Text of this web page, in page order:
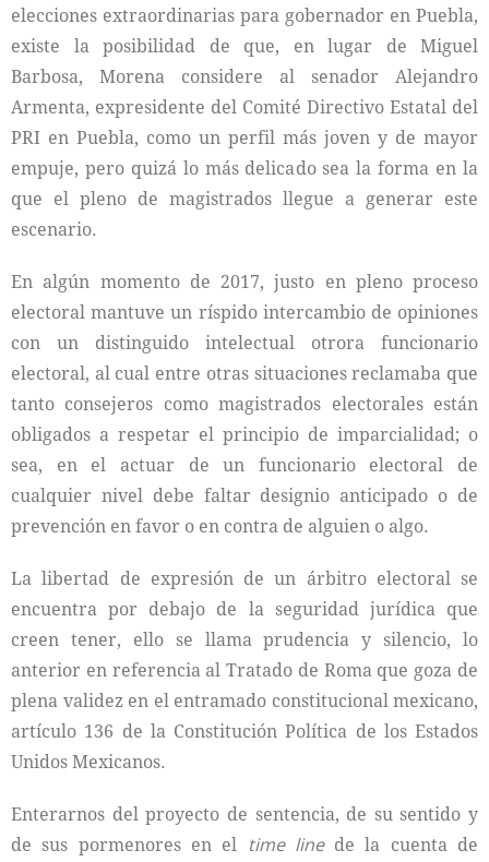
elecciones extraordinarias para gobernador en Puebla,
existe la posibilidad de que, en lugar de Miguel
Barbosa, Morena considere al senador Alejandro
Armenta, expresidente del Comité Directivo Estatal del
PRI en Puebla, como un perfil más joven y de mayor
empuje, pero quizá lo más delicado sea la forma en la
que el pleno de magistrados llegue a generar este
escenario.
En algún momento de 2017, justo en pleno proceso
electoral mantuve un ríspido intercambio de opiniones
con un distinguido intelectual otrora funcionario
electoral, al cual entre otras situaciones reclamaba que
tanto consejeros como magistrados electorales están
obligados a respetar el principio de imparcialidad; o
sea, en el actuar de un funcionario electoral de
cualquier nivel debe faltar designio anticipado o de
prevención en favor o en contra de alguien o algo.
La libertad de expresión de un árbitro electoral se
encuentra por debajo de la seguridad jurídica que
creen tener, ello se llama prudencia y silencio, lo
anterior en referencia al Tratado de Roma que goza de
plena validez en el entramado constitucional mexicano,
artículo 136 de la Constitución Política de los Estados
Unidos Mexicanos.
Enterarnos del proyecto de sentencia, de su sentido y
de sus pormenores en el time linede la cuenta de